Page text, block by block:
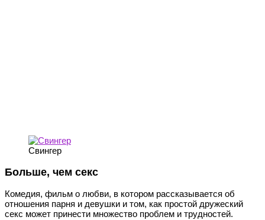
Свингер
Больше, чем секс
Комедия, фильм о любви, в котором рассказывается об
отношения парня и девушки и том, как простой дружеский
секс может принести множество проблем и трудностей.